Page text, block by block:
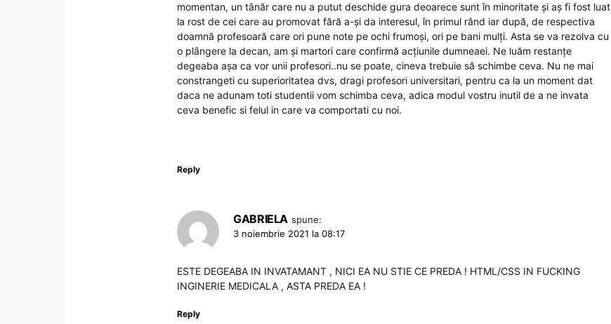
momentan, un tânăr care nu a putut deschide gura deoarece sunt în minoritate și aș fi fost luat
la rost de cei care au promovat fără a-și da interesul, în primul rând iar după, de respectiva
doamnă profesoară care ori pune note pe ochi frumoși, ori pe bani mulți. Asta se va rezolva cu
o plângere la decan, am și martori care confirmă acțiunile dumneaei. Ne luăm restanțe
degeaba așa ca vor unii profesori..nu se poate, cineva trebuie să schimbe ceva. Nu ne mai
constrangeti cu superioritatea dvs, dragi profesori universitari, pentru ca la un moment dat
daca ne adunam toti studentii vom schimba ceva, adica modul vostru inutil de a ne invata
ceva benefic si felul in care va comportati cu noi.
Reply
GABRIELA spune:
3 noiembrie 2021 la 08:17
ESTE DEGEABA IN INVATAMANT , NICI EA NU STIE CE PREDA ! HTML/CSS IN FUCKING
INGINERIE MEDICALA , ASTA PREDA EA !
Reply